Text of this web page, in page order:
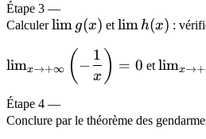
x
\leq
Étape 3 —
Calculer\lim
lim g(x) et \lim
lim h(x) :
\lim_{x
\to
+\infty}
\left(-
\dfrac{1}
limx→+∞ ( −
x
1 ) = 0 et
\lim_{x
\to
{x} =
limx→+
Étape 4 —
Conclure par le théorème des